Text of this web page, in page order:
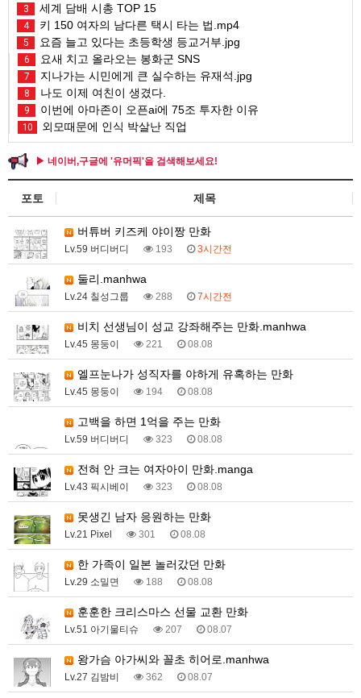
3 세계 담배 시총 TOP 15
4 키 150 여자의 남다른 택시 타는 법.mp4
5 요즘 늘고 있다는 초등학생 등교거부.jpg
6 요새 치고 올라오는 봉화군 SNS
7 지나가는 시민에게 큰 실수하는 유재석.jpg
8 나도 이제 여친이 생겼다.
9 이번에 아마존이 오픈ai에 75조 투자한 이유
10 외모때문에 인식 박살난 직업
▶ 네이버,구글에 '유머픽'을 검색해보세요!
포토 제목
버튜버 키즈케 야이짱 만화
Lv.59 버디버디 193 3시간전
둘리.manhwa
Lv.24 칠성그룹 288 7시간전
비치 선생님이 성교 강좌해주는 만화.manhwa
Lv.45 몽둥이 221 08.08
엘프눈나가 성직자를 야하게 유혹하는 만화
Lv.45 몽둥이 194 08.08
고백을 하면 1억을 주는 만화
Lv.59 버디버디 323 08.08
전혀 안 크는 여자아이 만화.manga
Lv.43 픽시베이 323 08.08
못생긴 남자 응원하는 만화
Lv.21 Pixel 301 08.08
한 가족이 일본 놀러갔던 만화
Lv.29 소밀면 188 08.08
훈훈한 크리스마스 선물 교환 만화
Lv.51 아기물티슈 207 08.07
왕가슴 아가씨와 꼴초 히어로.manhwa
Lv.27 김밤비 362 08.07